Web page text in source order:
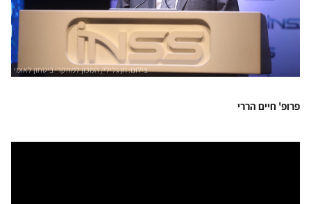
פרופ' חיים הררי